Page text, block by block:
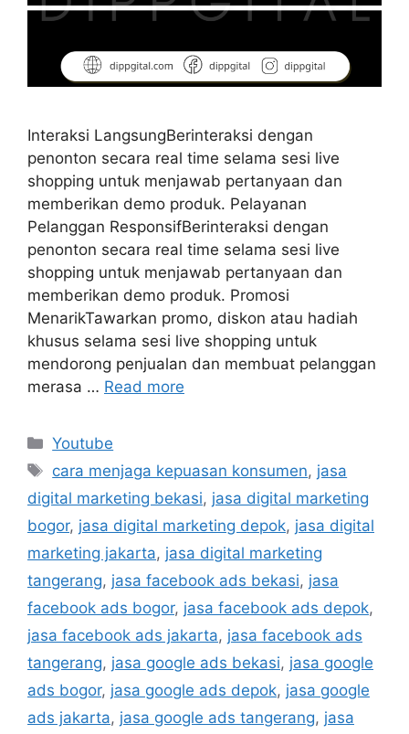
Interaksi LangsungBerinteraksi dengan
penonton secara real time selama sesi live
shopping untuk menjawab pertanyaan dan
memberikan demo produk. Pelayanan
Pelanggan ResponsifBerinteraksi dengan
penonton secara real time selama sesi live
shopping untuk menjawab pertanyaan dan
memberikan demo produk. Promosi
MenarikTawarkan promo, diskon atau hadiah
khusus selama sesi live shopping untuk
mendorong penjualan dan membuat pelanggan
merasa … Read more
Youtube
cara menjaga kepuasan konsumen, jasa
digital marketing bekasi, jasa digital marketing
bogor, jasa digital marketing depok, jasa digital
marketing jakarta, jasa digital marketing
tangerang, jasa facebook ads bekasi, jasa
facebook ads bogor, jasa facebook ads depok,
jasa facebook ads jakarta, jasa facebook ads
tangerang, jasa google ads bekasi, jasa google
ads bogor, jasa google ads depok, jasa google
ads jakarta, jasa google ads tangerang, jasa